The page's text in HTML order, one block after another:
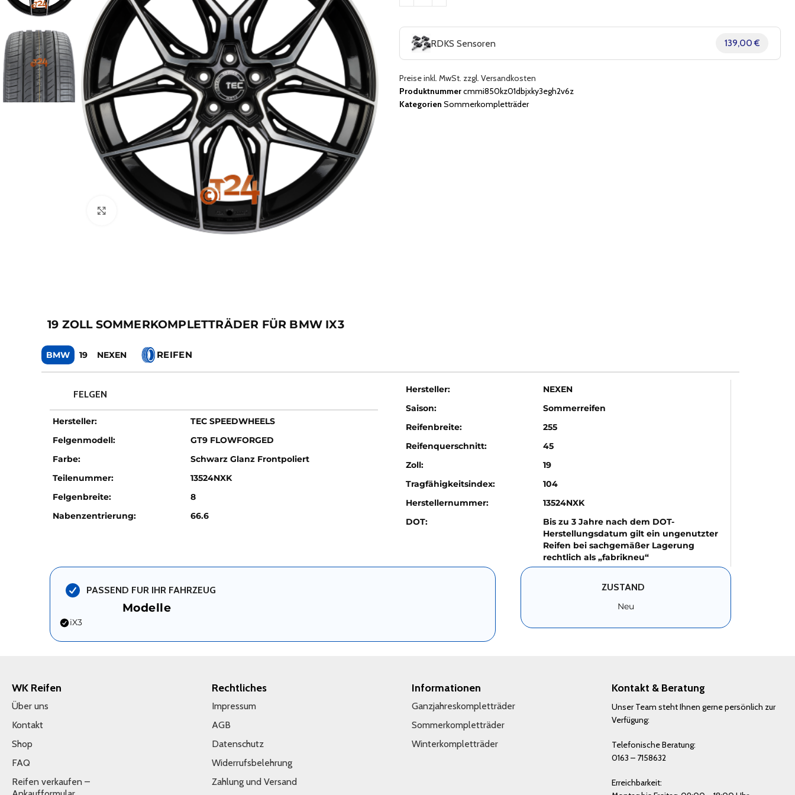
Zum Vergrößern klicken
RDKS Sensoren 139,00 €
Preise inkl. MwSt. zzgl. Versandkosten
Produktnummercmmi850kz01dbjxky3egh2v6z
Kategorien Sommerkompletträder
19 ZOLL SOMMERKOMPLETTRÄDER FÜR BMW IX3
BMW 19 NEXEN REIFEN
FELGEN
Hersteller:
TEC SPEEDWHEELS
Felgenmodell:
GT9 FLOWFORGED
Farbe:
Schwarz Glanz Frontpoliert
Teilenummer:
13524NXK
Felgenbreite:
8
Nabenzentrierung:
66.6
Hersteller:
NEXEN
Saison:
Sommerreifen
Reifenbreite:
255
Reifenquerschnitt:
45
Zoll:
19
Tragfähigkeitsindex:
104
Herstellernummer:
13524NXK
DOT:
Bis zu 3 Jahre nach dem DOT-
Herstellungsdatum gilt ein ungenutzter
Reifen bei sachgemäßer Lagerung
rechtlich als „fabrikneu“
PASSEND FUR IHR FAHRZEUG
Modelle
iX3
ZUSTAND
Neu
WK Reifen
Über uns
Kontakt
Shop
FAQ
Reifen verkaufen –
Rechtliches
Impressum
AGB
Datenschutz
Widerrufsbelehrung
Zahlung und Versand
Informationen
Ganzjahreskompletträder
Sommerkompletträder
Winterkompletträder
Kontakt & Beratung
Unser Team steht Ihnen gerne persönlich zur
Verfügung:
Telefonische Beratung:
0163 – 7158632
Erreichbarkeit: